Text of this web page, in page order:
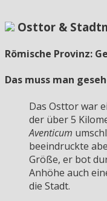
Osttor &
Römische Provinz:
Das muss man
Das Osttor war
der über 5
Aventicum
beeindruckte
Größe, er bot
Anhöhe auch
die Stadt.